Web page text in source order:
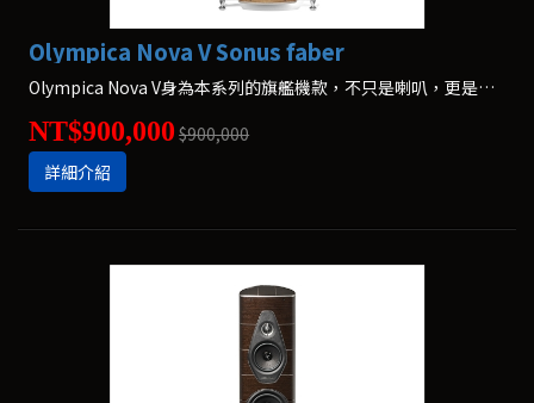
Olympica Nova V Sonus faber
Olympica Nova V身為本系列的旗艦機款，不只是喇叭，更是室內設計的一部份。沒有過多的裝飾，Olympica Nova V將用溫暖而迷人的聲音填滿您的房間。
NT$900,000 $900,000
詳細介紹